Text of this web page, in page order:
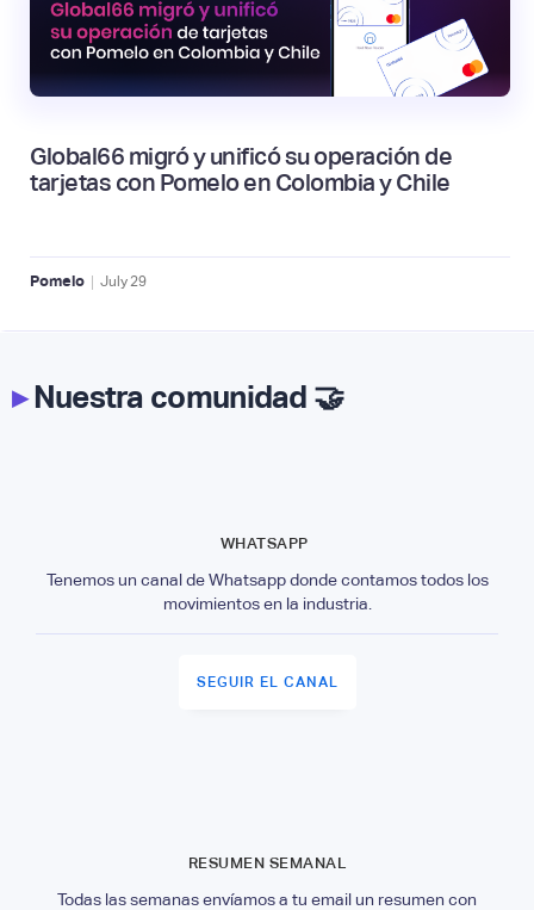
Global66 migró y unificó su operación de
tarjetas con Pomelo en Colombia y Chile
Pomelo | July 29
▸Nuestra comunidad 🤝
WHATSAPP
Tenemos un canal de Whatsapp donde contamos todos los
movimientos en la industria.
SEGUIR EL CANAL
RESUMEN SEMANAL
Todas las semanas envíamos a tu email un resumen con